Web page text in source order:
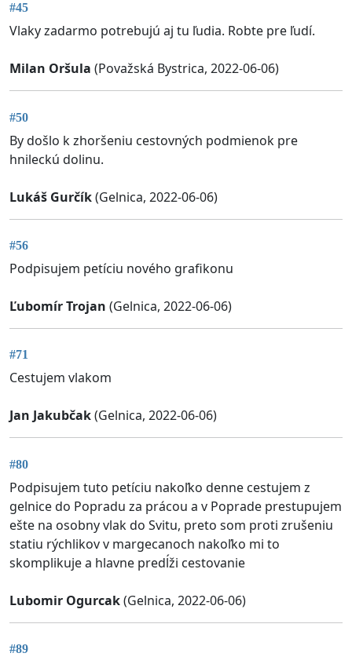
#45
Vlaky zadarmo potrebujú aj tu ľudia. Robte pre ľudí.
Milan Oršula (Považská Bystrica, 2022-06-06)
#50
By došlo k zhoršeniu cestovných podmienok pre
hnileckú dolinu.
Lukáš Gurčík(Gelnica, 2022-06-06)
#56
Podpisujem petíciu nového grafikonu
Ľubomír Trojan (Gelnica, 2022-06-06)
#71
Cestujem vlakom
Jan Jakubčak(Gelnica, 2022-06-06)
#80
Podpisujem tuto petíciu nakoľko denne cestujem z
gelnice do Popradu za prácou a v Poprade prestupujem
ešte na osobny vlak do Svitu, preto som proti zrušeniu
statiu rýchlikov v margecanoch nakoľko mi to
skomplikuje a hlavne predĺži cestovanie
Lubomir Ogurcak(Gelnica, 2022-06-06)
#89